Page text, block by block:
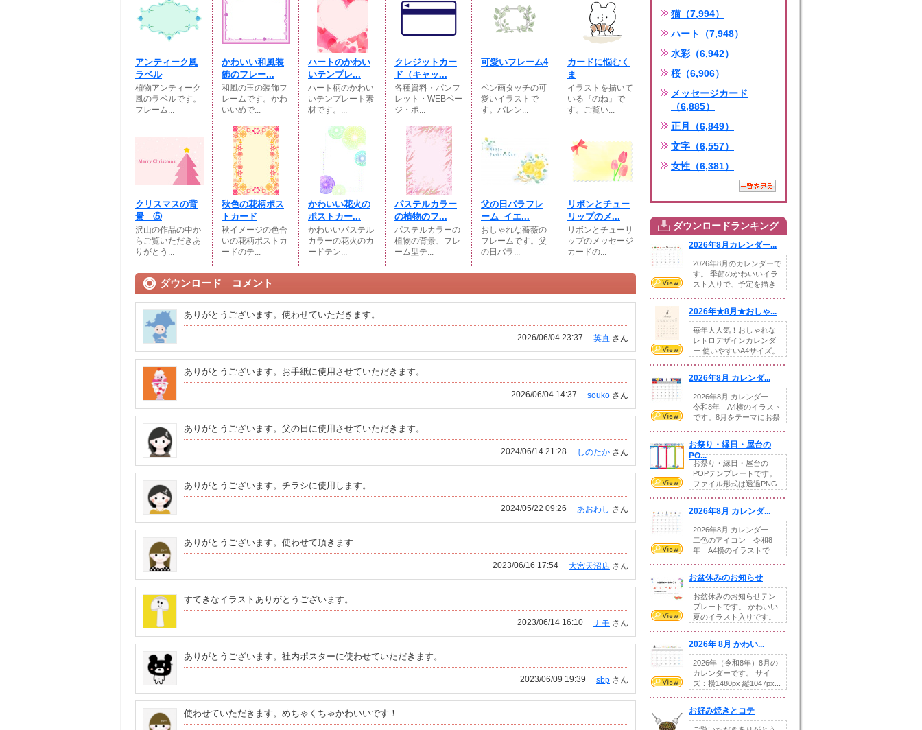
アンティーク風
ラベル
植物アンティーク
風のラベルです。
フレーム...
かわいい和風装
飾のフレー...
和風の玉の装飾フ
レームです。かわ
いいめで...
ハートのかわい
いテンプレ...
ハート柄のかわい
いテンプレート素
材です。...
クレジットカー
ド（キャッ...
各種資料・パンフ
レット・WEBペー
ジ・ポ...
可愛いフレーム4
ペン画タッチの可
愛いイラストで
す。バレン...
カードに悩むく
ま
イラストを描いて
いる『のね』で
す。ご覧い...
クリスマスの背
景 ⑤
沢山の作品の中か
らご覧いただきあ
りがとう...
秋色の花柄ポス
トカード
秋イメージの色合
いの花柄ポストカ
ードのテ...
かわいい花火の
ポストカー...
かわいいパステル
カラーの花火のカ
ードテン...
パステルカラー
の植物のフ...
パステルカラーの
植物の背景、フレ
ーム型テ...
父の日バラフレ
ーム_イエ...
おしゃれな薔薇の
フレームです。父
の日バラ...
リボンとチュー
リップのメ...
リボンとチューリ
ップのメッセージ
カードの...
ダウンロード コメント
ありがとうございます。使わせていただきます。
英直 さん
2026/06/04 23:37
ありがとうございます。お手紙に使用させていただきます。
souko さん
2026/06/04 14:37
ありがとうございます。父の日に使用させていただきます。
しのたか さん
2024/06/14 21:28
ありがとうございます。チラシに使用します。
あおわし さん
2024/05/22 09:26
ありがとうございます。使わせて頂きます
大宮天沼店 さん
2023/06/16 17:54
すてきなイラストありがとうございます。
ナモ さん
2023/06/14 16:10
ありがとうございます。社内ポスターに使わせていただきます。
sbp さん
2023/06/09 19:39
使わせていただきます。めちゃくちゃかわいいです！
猫（7,994）
ハート（7,948）
水彩（6,942）
桜（6,906）
メッセージカード
（6,885）
正月（6,849）
文字（6,557）
女性（6,381）
ダウンロードランキング
2026年8月カレンダー...
2026年8月のカレンダーで
す。 季節のかわいいイラ
スト入りで、予定を描き
2026年★8月★おしゃ...
毎年大人気！おしゃれな
レトロデザインカレンダ
ー 使いやすいA4サイズ。
2026年8月 カレンダ...
2026年8月 カレンダー
令和8年 A4横のイラスト
です。8月をテーマにお祭
お祭り・縁日・屋台の
PO...
お祭り・縁日・屋台の
POPテンプレートです。
ファイル形式は透過PNG
2026年8月 カレンダ...
2026年8月 カレンダー
二色のアイコン 令和8
年 A4横のイラストで
お盆休みのお知らせ
お盆休みのお知らせテン
プレートです。 かわいい
夏のイラスト入りです。
2026年 8月 かわい...
2026年（令和8年）8月の
カレンダーです。 サイ
ズ：横1480px 縦1047px...
お好み焼きとコテ